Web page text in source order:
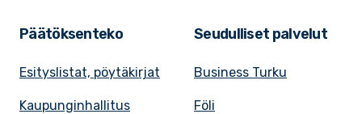
Päätöksenteko
Esityslistat, pöytäkirjat
Kaupunginhallitus
Seudulliset palvelut
Business Turku
Föli